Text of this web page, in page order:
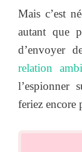
Mais c’est
autant que
d’envoyer
relation
l’espionner
feriez encore